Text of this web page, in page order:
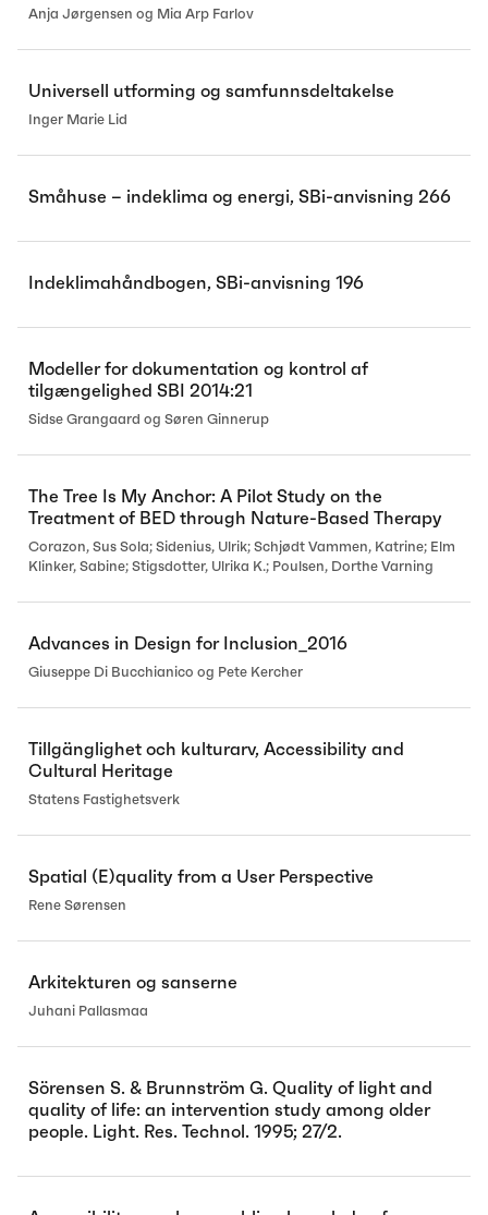
Anja Jørgensen og Mia Arp Farlov
Universell utforming og samfunnsdeltakelse
Inger Marie Lid
Småhuse – indeklima og energi, SBi-anvisning 266
Indeklimahåndbogen, SBi-anvisning 196
Modeller for dokumentation og kontrol af
tilgængelighed SBI 2014:21
Sidse Grangaard og Søren Ginnerup
The Tree Is My Anchor: A Pilot Study on the
Treatment of BED through Nature-Based Therapy
Corazon, Sus Sola; Sidenius, Ulrik; Schjødt Vammen, Katrine; Elm
Klinker, Sabine; Stigsdotter, Ulrika K.; Poulsen, Dorthe Varning
Advances in Design for Inclusion_2016
Giuseppe Di Bucchianico og Pete Kercher
Tillgänglighet och kulturarv, Accessibility and
Cultural Heritage
Statens Fastighetsverk
Spatial (E)quality from a User Perspective
Rene Sørensen
Arkitekturen og sanserne
Juhani Pallasmaa
Sörensen S. & Brunnström G. Quality of light and
quality of life: an intervention study among older
people. Light. Res. Technol. 1995; 27/2.